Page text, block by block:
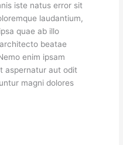
iste natus error sit
laudantium,
quae ab illo
beatae
enim ipsam
aspernatur aut odit
magni dolores